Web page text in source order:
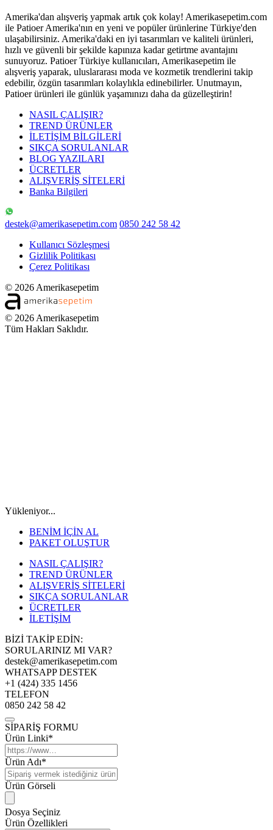
Amerika'dan alışveriş yapmak artık çok kolay! Amerikasepetim.com
ile Patioer Amerika'nın en yeni ve popüler ürünlerine Türkiye'den
ulaşabilirsiniz. Amerika'daki en iyi tasarımları ve kaliteli ürünleri,
hızlı ve güvenli bir şekilde kapınıza kadar getirtme avantajını
sunuyoruz. Patioer Türkiye kullanıcıları, Amerikasepetim ile
alışveriş yaparak, uluslararası moda ve kozmetik trendlerini takip
edebilir, özgün tasarımları kolaylıkla edinebilirler. Unutmayın,
Patioer ürünleri ile günlük yaşamınızı daha da güzelleştirin!
NASIL ÇALIŞIR?
TREND ÜRÜNLER
İLETİŞİM BİLGİLERİ
SIKÇA SORULANLAR
BLOG YAZILARI
ÜCRETLER
ALIŞVERİŞ SİTELERİ
Banka Bilgileri
destek@amerikasepetim.com 0850 242 58 42
Kullanıcı Sözleşmesi
Gizlilik Politikası
Çerez Politikası
© 2026 Amerikasepetim
© 2026 Amerikasepetim
Tüm Hakları Saklıdır.
Yükleniyor...
BENİM İÇİN AL
PAKET OLUŞTUR
NASIL ÇALIŞIR?
TREND ÜRÜNLER
ALIŞVERİŞ SİTELERİ
SIKÇA SORULANLAR
ÜCRETLER
İLETİŞİM
BİZİ TAKİP EDİN:
SORULARINIZ MI VAR?
destek@amerikasepetim.com
WHATSAPP DESTEK
+1 (424) 335 1456
TELEFON
0850 242 58 42
SİPARİŞ FORMU
Ürün Linki*
Ürün Adı*
Ürün Görseli
Dosya Seçiniz
Ürün Özellikleri